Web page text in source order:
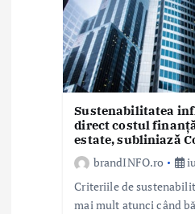
Sustenabilitatea
direct costul
estate, subliniază
brandINFO.ro
Criteriile de
mai mult atunci când